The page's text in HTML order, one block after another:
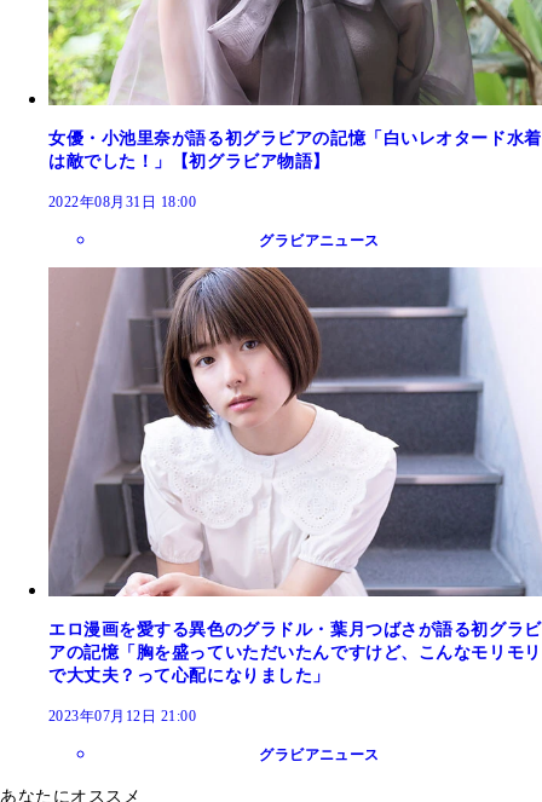
女優・小池里奈が語る初グラビアの記憶「白いレオタード水着
は敵でした！」【初グラビア物語】
2022年08月31日 18:00
グラビアニュース
エロ漫画を愛する異色のグラドル・葉月つばさが語る初グラビ
アの記憶「胸を盛っていただいたんですけど、こんなモリモリ
で大丈夫？って心配になりました」
2023年07月12日 21:00
グラビアニュース
あなたにオススメ